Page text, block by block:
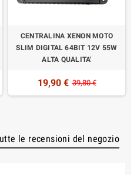
CENTRALINA XENON MOTO
SLIM DIGITAL 64BIT 12V 55W
ALTA QUALITA'
19,90 € 39,80 €
le recensioni del negozio